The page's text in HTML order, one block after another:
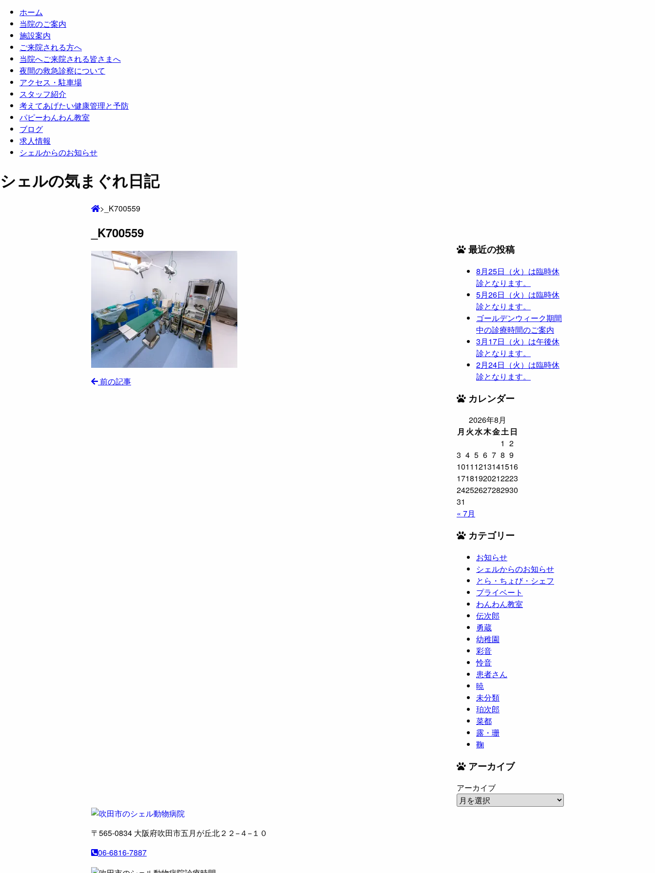
ホーム
当院のご案内
施設案内
ご来院される方へ
当院へご来院される皆さまへ
夜間の救急診察について
アクセス・駐車場
スタッフ紹介
考えてあげたい健康管理と予防
パピーわんわん教室
ブログ
求人情報
シェルからのお知らせ
シェルの気まぐれ日記
> _K700559
_K700559
前の記事
最近の投稿
8月25日（火）は臨時休
診となります。
5月26日（火）は臨時休
診となります。
ゴールデンウィーク期間
中の診療時間のご案内
3月17日（火）は午後休
診となります。
2月24日（火）は臨時休
診となります。
カレンダー
2026年8月
月 火水木金土日
1 2
3 4 5 6 7 8 9
10111213141516
17181920212223
24252627282930
31
« 7月
カテゴリー
お知らせ
シェルからのお知らせ
とら・ちょび・シェフ
プライベート
わんわん教室
伝次郎
勇蔵
幼稚園
彩音
怜音
患者さん
暁
未分類
珀次郎
菜都
露・珊
鞠
アーカイブ
アーカイブ
〒565-0834 大阪府吹田市五月が丘北２２−４−１０
06-6816-7887